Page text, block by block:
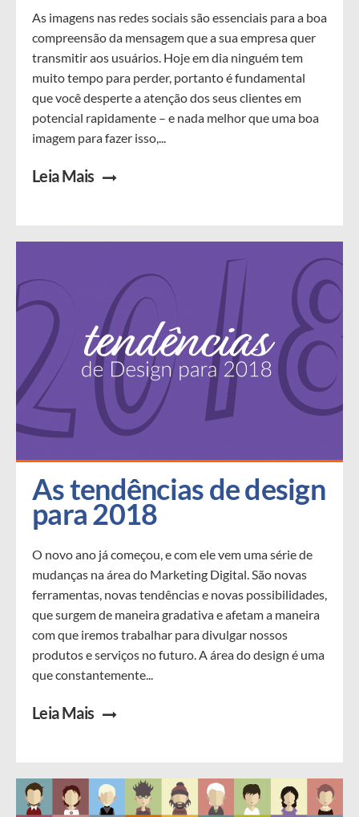
As imagens nas redes sociais são essenciais para a boa
compreensão da mensagem que a sua empresa quer
transmitir aos usuários. Hoje em dia ninguém tem
muito tempo para perder, portanto é fundamental
que você desperte a atenção dos seus clientes em
potencial rapidamente – e nada melhor que uma boa
imagem para fazer isso,...
Leia Mais
As tendências de design
para 2018
O novo ano já começou, e com ele vem uma série de
mudanças na área do Marketing Digital. São novas
ferramentas, novas tendências e novas possibilidades,
que surgem de maneira gradativa e afetam a maneira
com que iremos trabalhar para divulgar nossos
produtos e serviços no futuro. A área do design é uma
que constantemente...
Leia Mais